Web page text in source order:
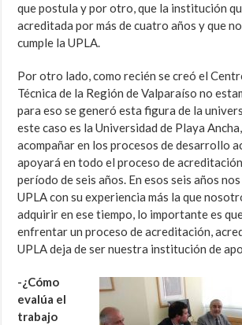
que postula y por otro, que la institución
acreditada por más de cuatro años y que
cumple la UPLA.
Por otro lado, como recién se creó el
Técnica de la Región de Valparaíso no
para eso se generó esta figura de la
este caso es la Universidad de Playa
acompañar en los procesos de desarrollo
apoyará en todo el proceso de
período de seis años. En esos seis años
UPLA con su experiencia más la que
adquirir en ese tiempo, lo importante es
enfrentar un proceso de acreditación,
UPLA deja de ser nuestra institución de
-¿Cómo
evalúa el
trabajo